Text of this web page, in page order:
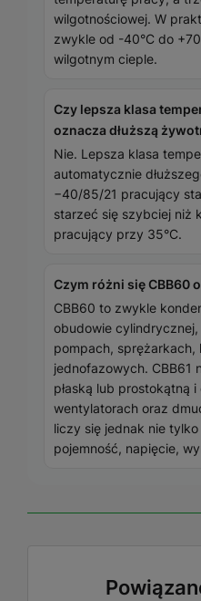
wilgotnościowej. W
zwykle od -40°C do
wilgotnym cieple.
Czy lepsza klasa
oznacza dłuższą
Nie. Lepsza klasa
automatycznie
−40/85/21 pracujący
starzeć się szybciej niż
pracujący przy 35°C.
Czym różni się CBB60
CBB60 to zwykle
obudowie
pompach, sprężarkach,
jednofazowych. CBB61
płaską lub prostokątną
wentylatorach oraz
liczy się jednak nie
pojemność, napięcie,